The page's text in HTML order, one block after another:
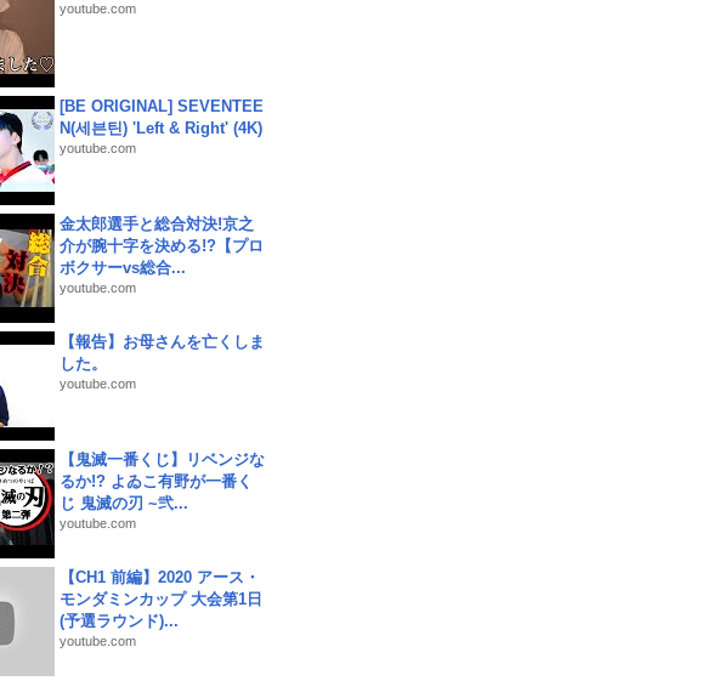
youtube.com
[BE ORIGINAL] SEVENTEE
N(세븐틴) 'Left & Right' (4K)
youtube.com
金太郎選手と総合対決!京之
介が腕十字を決める!?【プロ
ボクサーvs総合...
youtube.com
【報告】お母さんを亡くしま
した。
youtube.com
【鬼滅一番くじ】リベンジな
るか!? よゐこ有野が一番く
じ 鬼滅の刃 ~弐...
youtube.com
【CH1 前編】2020 アース・
モンダミンカップ 大会第1日
(予選ラウンド)...
youtube.com